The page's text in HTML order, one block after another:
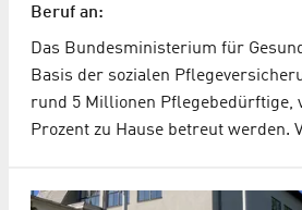
Beruf an:
Das Bundesministerium für
Basis der sozialen
rund 5 Millionen Pflegebedürftige,
Prozent zu Hause betreut werden.